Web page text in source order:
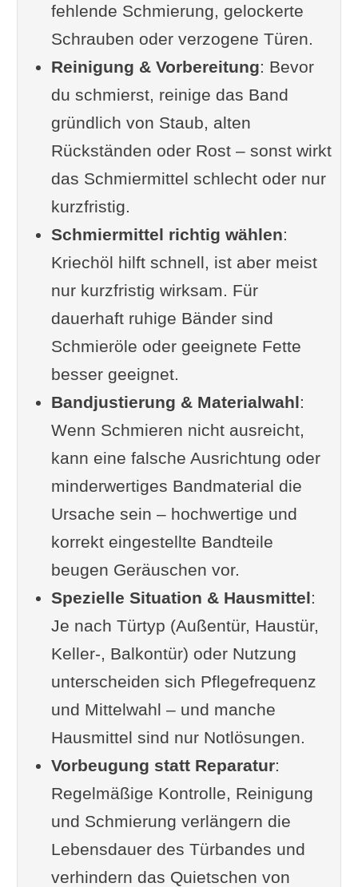
Öltechniken
Hausmittel, wenn kein Öl zur
Hand ist
Tür quietscht nach Ölen noch
immer - woran kann es liegen?
Besser vorbeugen als später ölen
Wann sollte man besser den
Fachmann rufen?
Checkliste – Schritt für Schritt zur
leisen Tür
Ergänzungen und Fragen
Frage 1: Bei mir quietschen
nicht die Türen, sondern die
Türklinken beim
Herunterdrücken. Wie
bekommt man das wieder
weg?
Im Zusammenhang interessant
Fun-Facts zum Thema
Weiterlesen
fehlende Schmierung, gelockerte
Schrauben oder verzogene Türen.
Reinigung & Vorbereitung: Bevor
du schmierst, reinige das Band
gründlich von Staub, alten
Rückständen oder Rost – sonst wirkt
das Schmiermittel schlecht oder nur
kurzfristig.
Schmiermittel richtig wählen:
Kriechöl hilft schnell, ist aber meist
nur kurzfristig wirksam. Für
dauerhaft ruhige Bänder sind
Schmieröle oder geeignete Fette
besser geeignet.
Bandjustierung & Materialwahl:
Wenn Schmieren nicht ausreicht,
kann eine falsche Ausrichtung oder
minderwertiges Bandmaterial die
Ursache sein – hochwertige und
korrekt eingestellte Bandteile
beugen Geräuschen vor.
Spezielle Situation & Hausmittel:
Je nach Türtyp (Außentür, Haustür,
Keller-, Balkontür) oder Nutzung
unterscheiden sich Pflegefrequenz
und Mittelwahl – und manche
Hausmittel sind nur Notlösungen.
Vorbeugung statt Reparatur:
Regelmäßige Kontrolle, Reinigung
und Schmierung verlängern die
Lebensdauer des Türbandes und
verhindern das Quietschen von